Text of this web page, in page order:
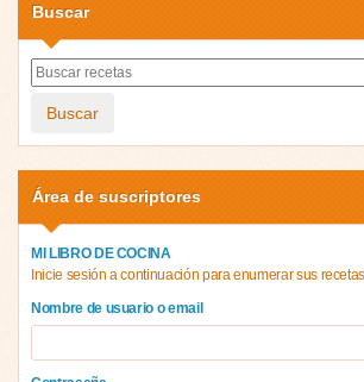
Buscar
Buscar
Área de suscriptores
MI LIBRO DE COCINA
Inicie sesión a continuación para enumerar sus recetas
Nombre de usuario o email